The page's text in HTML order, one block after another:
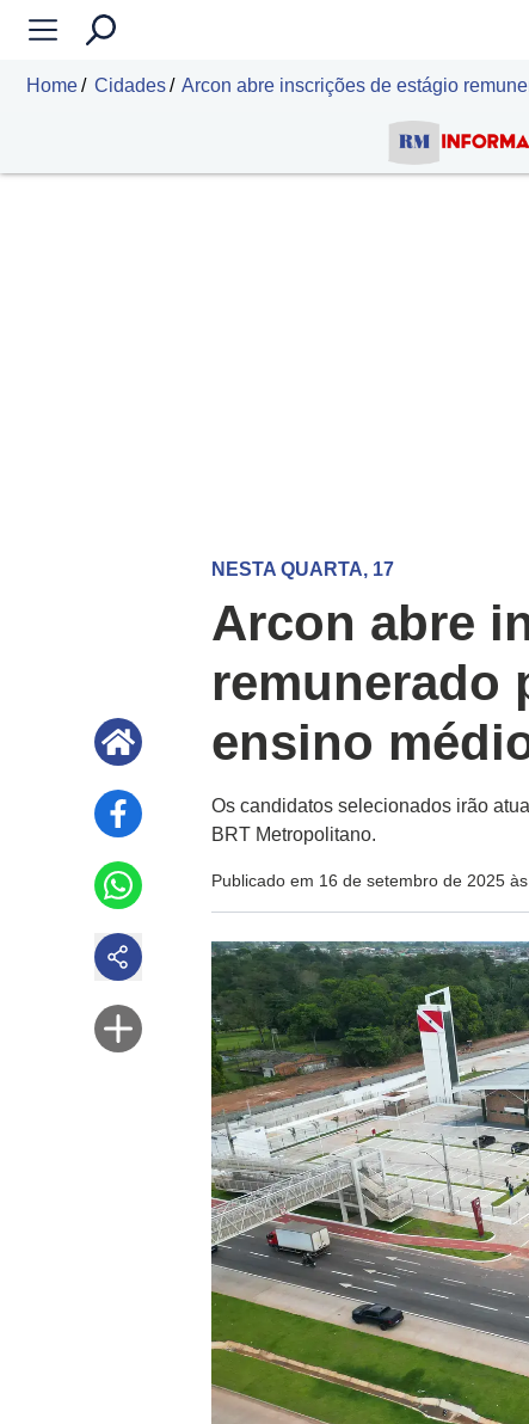
Home Cidades Arcon abre inscrições de estágio
NESTA QUARTA, 17
Arcon abre
remunerado
ensino
Os candidatos selecionados irão
BRT Metropolitano.
Publicado em 16 de setembro de 2025